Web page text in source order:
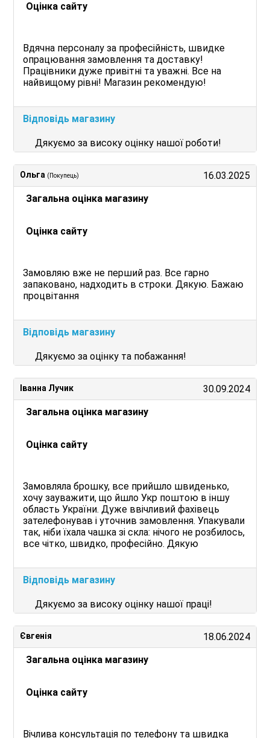
Оцінка сайту
Вдячна персоналу за професійність, швидке
опрацювання замовлення та доставку!
Працівники дуже привітні та уважні. Все на
найвищому рівні! Магазин рекомендую!
Відповідь магазину
Дякуємо за високу оцінку нашої роботи!
Ольга (Покупець)
16.03.2025
Загальна оцінка магазину
Оцінка сайту
Замовляю вже не перший раз. Все гарно
запаковано, надходить в строки. Дякую. Бажаю
процвітання
Відповідь магазину
Дякуємо за оцінку та побажання!
Іванна Лучик
30.09.2024
Загальна оцінка магазину
Оцінка сайту
Замовляла брошку, все прийшло швиденько,
хочу зауважити, що йшло Укр поштою в іншу
область України. Дуже ввічливий фахівець
зателефонував і уточнив замовлення. Упакували
так, ніби їхала чашка зі скла: нічого не розбилось,
все чітко, швидко, професійно. Дякую
Відповідь магазину
Дякуємо за високу оцінку нашої праці!
Євгенія
18.06.2024
Загальна оцінка магазину
Оцінка сайту
Вічлива консультація по телефону та швидка